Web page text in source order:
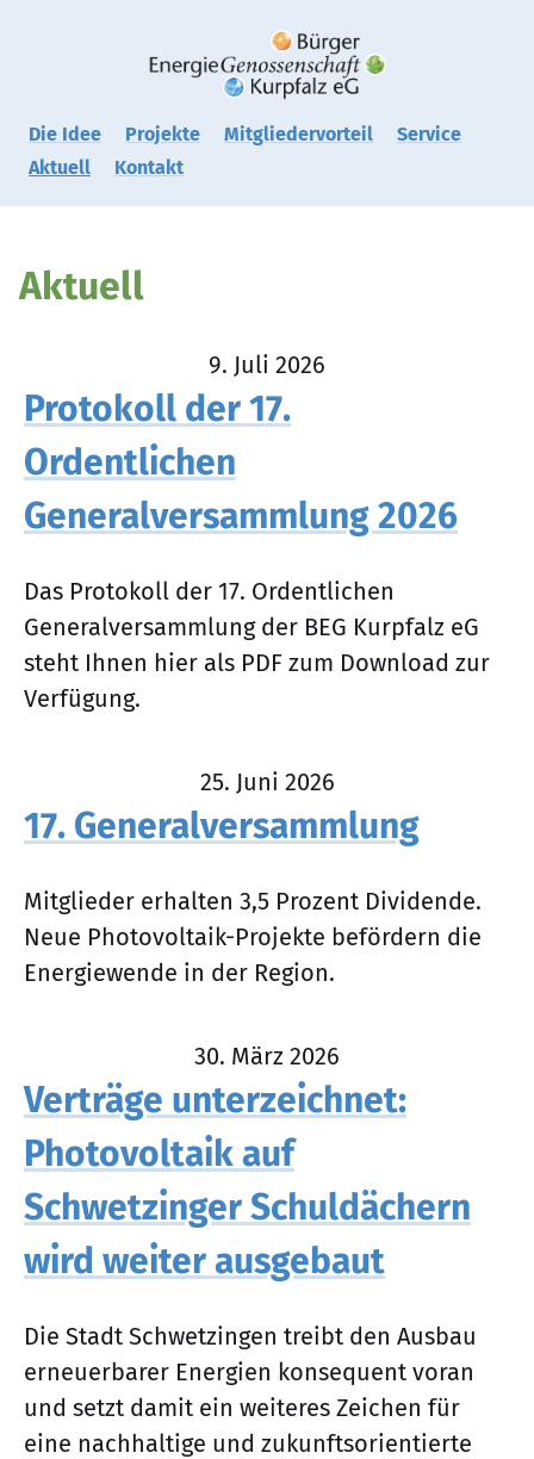
Die Idee Projekte Mitgliedervorteil
Service
Aktuell
Kontakt
Aktuell
9. Juli 2026
Protokoll der 17.
Ordentlichen
Generalversammlung 2026
Das Protokoll der 17. Ordentlichen
Generalversammlung der BEG Kurpfalz eG
steht Ihnen hier als PDF zum Download zur
Verfügung.
25. Juni 2026
17. Generalversammlung
Mitglieder erhalten 3,5 Prozent Dividende.
Neue Photovoltaik-Projekte befördern die
Energiewende in der Region.
30. März 2026
Verträge unterzeichnet:
Photovoltaik auf
Schwetzinger Schuldächern
wird weiter ausgebaut
Die Stadt Schwetzingen treibt den Ausbau
erneuerbarer Energien konsequent voran
und setzt damit ein weiteres Zeichen für
eine nachhaltige und zukunftsorientierte